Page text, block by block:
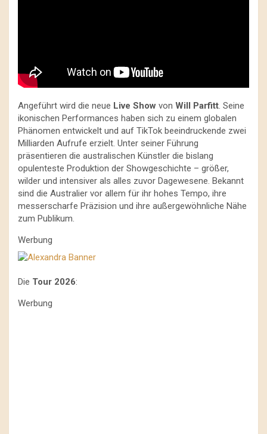
Angeführt wird die neue Live Show von Will Parfitt. Seine
ikonischen Performances haben sich zu einem globalen
Phänomen entwickelt und auf TikTok beeindruckende zwei
Milliarden Aufrufe erzielt. Unter seiner Führung
präsentieren die australischen Künstler die bislang
opulenteste Produktion der Showgeschichte – größer,
wilder und intensiver als alles zuvor Dagewesene. Bekannt
sind die Australier vor allem für ihr hohes Tempo, ihre
messerscharfe Präzision und ihre außergewöhnliche Nähe
zum Publikum.
Werbung
Die Tour 2026:
Werbung